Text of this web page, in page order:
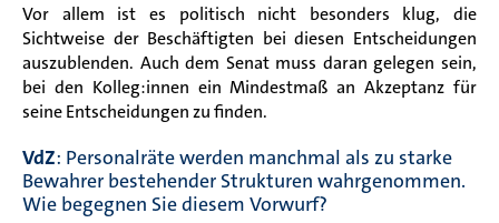
Vor allem ist es politisch nicht besonders klug, die
Sichtweise der Beschäftigten bei diesen Entscheidungen
auszublenden. Auch dem Senat muss daran gelegen sein,
bei den Kolleg:innen ein Mindestmaß an Akzeptanz für
seine Entscheidungen zu finden.
VdZ: Personalräte werden manchmal als zu starke
Bewahrer bestehender Strukturen wahrgenommen.
Wie begegnen Sie diesem Vorwurf?